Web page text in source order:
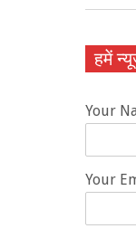
हमें
Your
Your